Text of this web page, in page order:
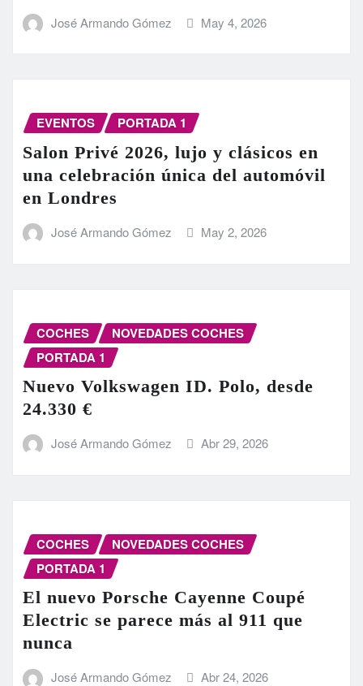
José Armando Gómez May 4, 2026
EVENTOS PORTADA 1
Salon Privé 2026, lujo y clásicos en
una celebración única del automóvil
en Londres
José Armando Gómez May 2, 2026
COCHES
NOVEDADES COCHES
PORTADA 1
Nuevo Volkswagen ID. Polo, desde
24.330 €
José Armando Gómez Abr 29, 2026
COCHES
NOVEDADES COCHES
PORTADA 1
El nuevo Porsche Cayenne Coupé
Electric se parece más al 911 que
nunca
José Armando Gómez Abr 24, 2026